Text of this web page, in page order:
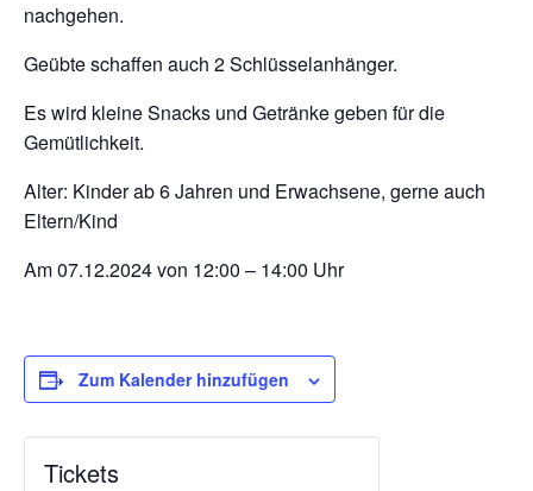
nachgehen.
Geübte schaffen auch 2 Schlüsselanhänger.
Es wird kleine Snacks und Getränke geben für die
Gemütlichkeit.
Alter: Kinder ab 6 Jahren und Erwachsene, gerne auch
Eltern/Kind
Am 07.12.2024 von 12:00 – 14:00 Uhr
Zum Kalender hinzufügen
Tickets